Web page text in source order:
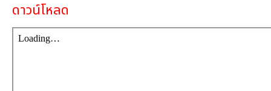
คลัง
ความ
รู้
ดาวน์โหลด